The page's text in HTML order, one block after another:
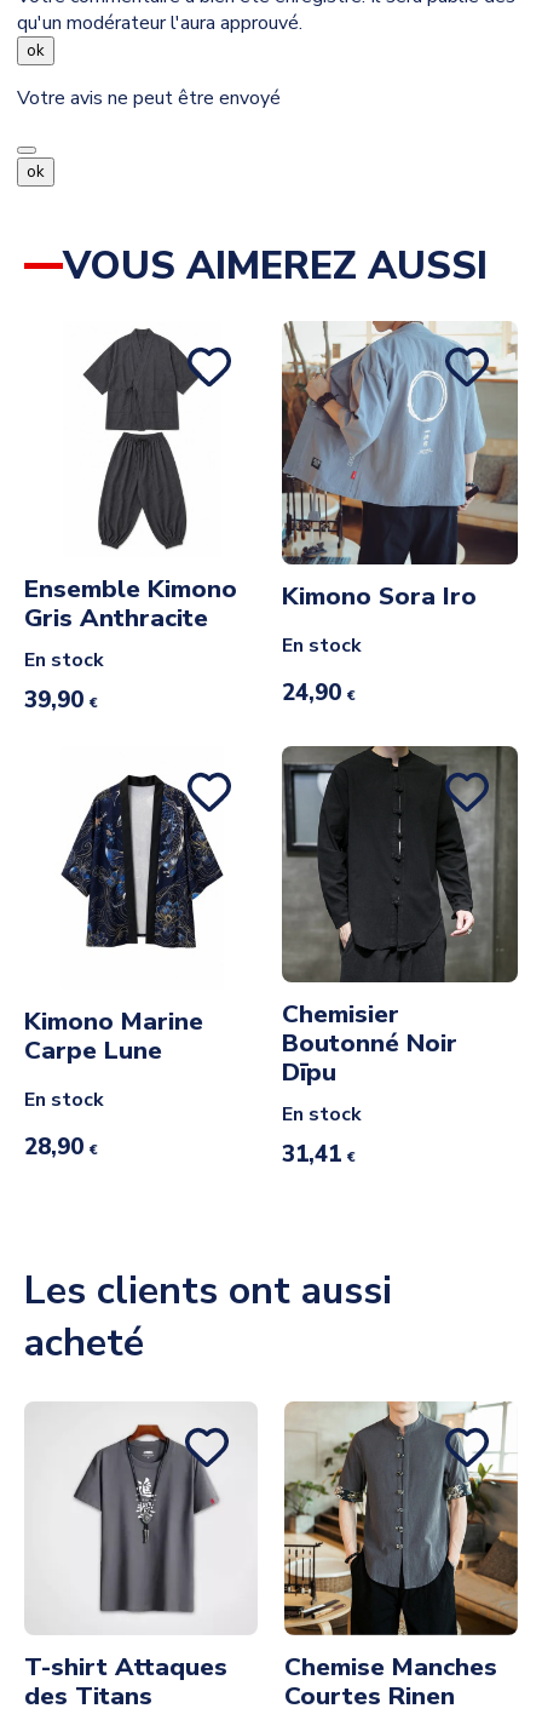
qu'un modérateur l'aura approuvé.
ok
Votre avis ne peut être envoyé
ok
VOUS AIMEREZ AUSSI
Ensemble Kimono
Gris Anthracite
En stock
39,90 €
Kimono Sora Iro
En stock
24,90 €
Kimono Marine
Carpe Lune
En stock
28,90 €
Chemisier
Boutonné Noir
Dīpu
En stock
31,41 €
Les clients ont aussi
acheté
T-shirt Attaques
des Titans
Chemise Manches
Courtes Rinen